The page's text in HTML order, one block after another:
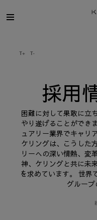
用
情
サ
採用
困難に対して果敢に立
やり遂げることができ
ュアリー業界でキャリ
ケリングは、こうした
リーへの深い情熱、変
神、ケリングと共に未
を求めています。 世界
グルー